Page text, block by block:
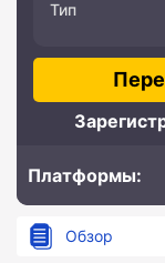
Тип
Платформы:
Обзор